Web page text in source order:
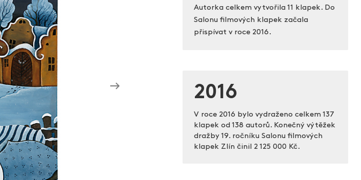
Autorka celkem vytvořila 11 klapek. Do
Salonu filmových klapek začala
přispívat v roce 2016.
2016
V roce 2016 bylo vydraženo celkem 137
klapek od 138 autorů. Konečný výtěžek
dražby 19. ročníku Salonu filmových
klapek Zlín činil 2 125 000 Kč.